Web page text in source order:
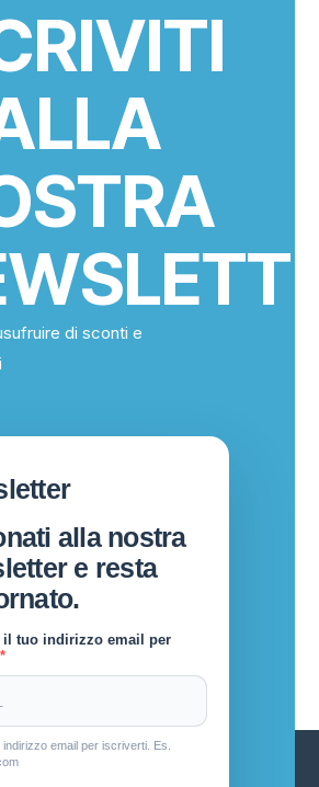
di sconti e
alla nostra
e resta
tuo indirizzo email per
indirizzo email per iscriverti. Es.